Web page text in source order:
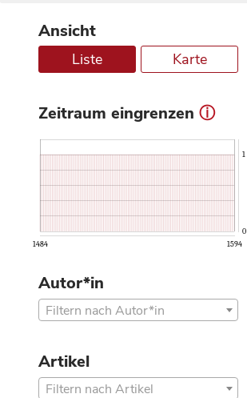
Ansicht
Liste Karte
Zeitraum eingrenzen ⓘ
1484 1594
0
1
Autor*in
Filtern nach Autor*in
Artikel
Filtern nach Artikel